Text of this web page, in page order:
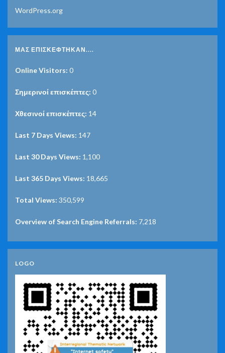
WordPress.org
ΜΑΣ ΕΠΙΣΚΈΦΤΗΚΑΝ....
Online Visitors: 0
Σημερινοί επισκέπτες: 0
Χθεσινοί επισκέπτες: 14
Last 7 Days Views: 147
Last 30 Days Views: 1,100
Last 365 Days Views: 18,665
Total Views: 350,599
Overview of Search Engine Referrals: 7,218
LOGO